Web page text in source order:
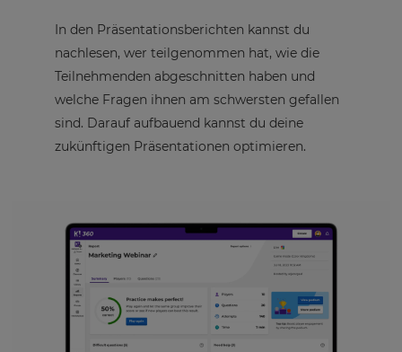
In den Präsentationsberichten kannst du
nachlesen, wer teilgenommen hat, wie die
Teilnehmenden abgeschnitten haben und
welche Fragen ihnen am schwersten gefallen
sind. Darauf aufbauend kannst du deine
zukünftigen Präsentationen optimieren.